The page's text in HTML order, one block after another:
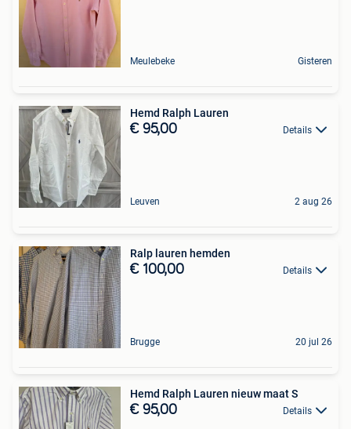
Meulebeke Gisteren
Hemd Ralph Lauren
€ 95,00 Details
Leuven 2 aug 26
Ralp lauren hemden
€ 100,00 Details
Brugge 20 jul 26
Hemd Ralph Lauren nieuw maat S
€ 95,00 Details